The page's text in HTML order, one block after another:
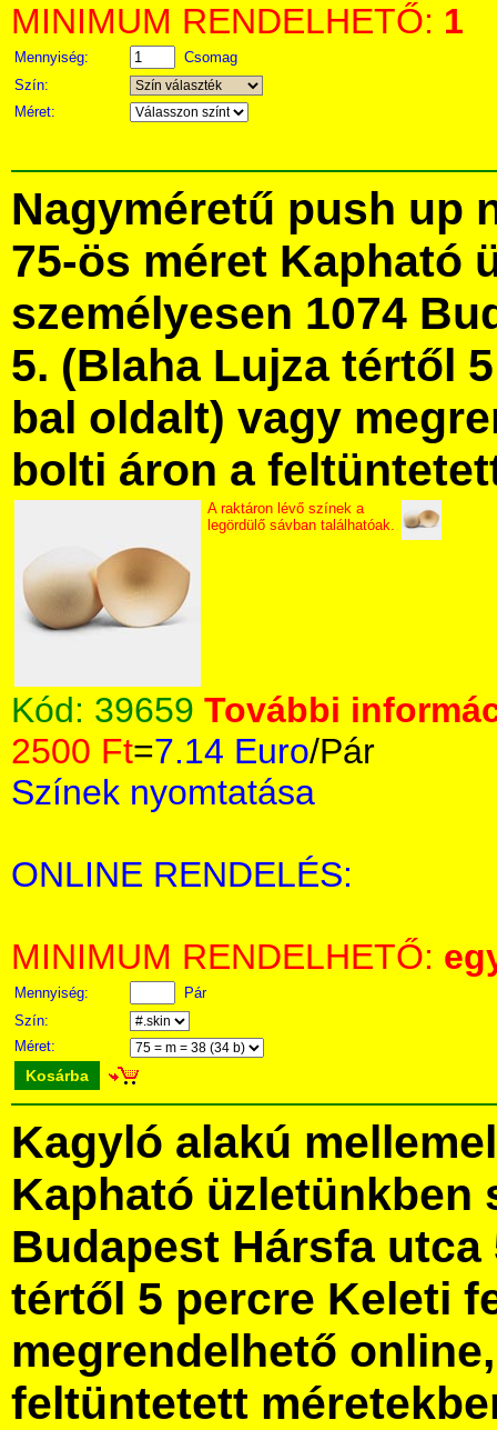
MINIMUM RENDELHETŐ: 1
Mennyiség:
Csomag
Szín:
Méret:
Nagyméretű push up
75-ös méret Kapható
személyesen 1074
5. (Blaha Lujza tértől
bal oldalt) vagy
bolti áron a
A raktáron lévő színek a
legördülő sávban találhatóak.
Kód: 39659 További
2500 Ft=7.14 Euro/Pár
Színek nyomtatása
ONLINE RENDELÉS:
MINIMUM RENDELHETŐ:
Mennyiség:
Pár
Szín:
Méret:
Kosárba
Kagyló alakú
Kapható üzletünkben
Budapest Hársfa utca
tértől 5 percre Keleti
megrendelhető
feltüntetett